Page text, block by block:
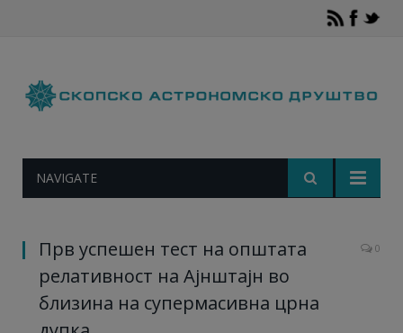
NAVIGATE
Прв успешен тест на општата
релативност на Ајнштајн во
близина на супермасивна црна
0